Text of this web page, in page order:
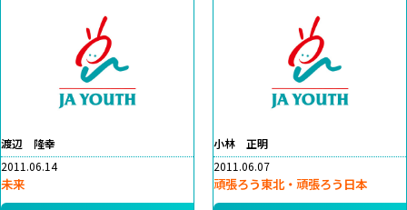
渡辺 隆幸
2011.06.14
未来
小林 正明
2011.06.07
頑張ろう東北・頑張ろう日本